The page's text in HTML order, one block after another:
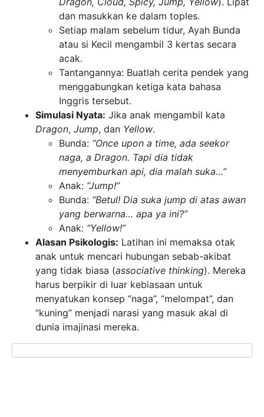
dan masukkan ke dalam toples.
Setiap malam sebelum tidur, Ayah Bunda
atau si Kecil mengambil 3 kertas secara
acak.
Tantangannya: Buatlah cerita pendek yang
menggabungkan ketiga kata bahasa
Inggris tersebut.
Simulasi Nyata: Jika anak mengambil kata
Dragon, Jump, dan Yellow.
Bunda: “Once upon a time, ada seekor
naga, a Dragon. Tapi dia tidak
menyemburkan api, dia malah suka…”
Anak: “Jump!”
Bunda: “Betul! Dia suka jump di atas awan
yang berwarna… apa ya ini?”
Anak: “Yellow!”
Alasan Psikologis: Latihan ini memaksa otak
anak untuk mencari hubungan sebab-akibat
yang tidak biasa (associative thinking). Mereka
harus berpikir di luar kebiasaan untuk
menyatukan konsep “naga”, “melompat”, dan
“kuning” menjadi narasi yang masuk akal di
dunia imajinasi mereka.